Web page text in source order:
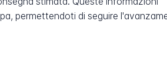
permettendoti di seguire